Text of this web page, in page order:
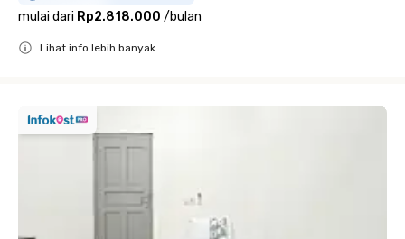
mulai dari Rp2.818.000 /bulan
Lihat info lebih banyak